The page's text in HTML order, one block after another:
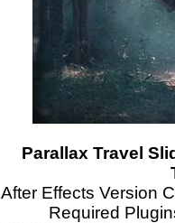
Parallax Travel
After Effects Version
Required